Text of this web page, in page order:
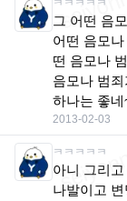
그 어떤 음
어떤 음모
떤 음모나
음모나 범
하나는 좋
2013-02-03
ㅋㅋㅋㅋㅋ
아니 그리
나발이고